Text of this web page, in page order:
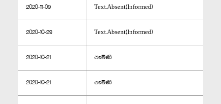
2020-11-09 Text.Absent(Informed)
2020-10-29 Text.Absent(Informed)
2020-10-21 පැමිණි
2020-10-21 පැමිණි